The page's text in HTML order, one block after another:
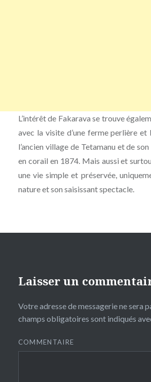
L’intérêt de Fakarava se trouve
avec la visite d’une ferme perlière et
l’ancien village de Tetamanu et de
en corail en 1874. Mais aussi et
une vie simple et préservée,
nature et son saisissant spectacle.
Laisser un
Votre adresse de messagerie ne sera
champs obligatoires sont indiqués
COMMENTAIRE